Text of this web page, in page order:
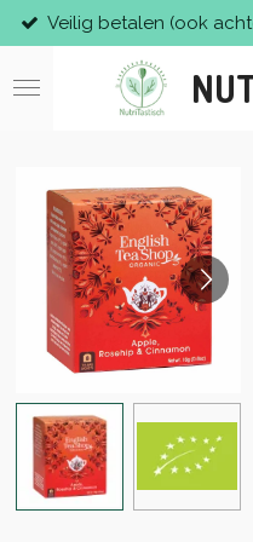
Ga
direct
naar
Veilig betalen (ook